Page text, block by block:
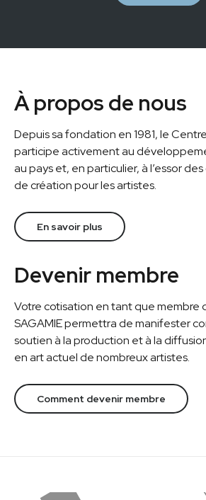
À propos de nous
Depuis sa fondation en 1981, le
participe activement au
au pays et, en particulier, à l’essor
de création pour les artistes.
En savoir plus
Devenir membre
Votre cotisation en tant que membre
SAGAMIE permettra de manifester
soutien à la production et à la
en art actuel de nombreux artistes.
Comment devenir membre